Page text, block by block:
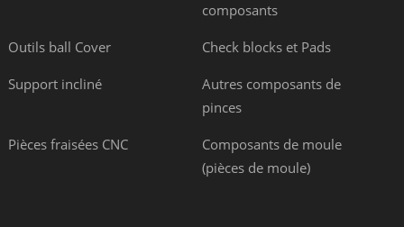
composants
Outils ball Cover Check blocks et Pads
Support incliné
Autres composants de
pinces
Pièces fraisées CNC
Composants de moule
(pièces de moule)